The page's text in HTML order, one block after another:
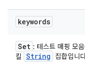
keywords
Set : 테스트 매핑 모
킬
String 집합입니